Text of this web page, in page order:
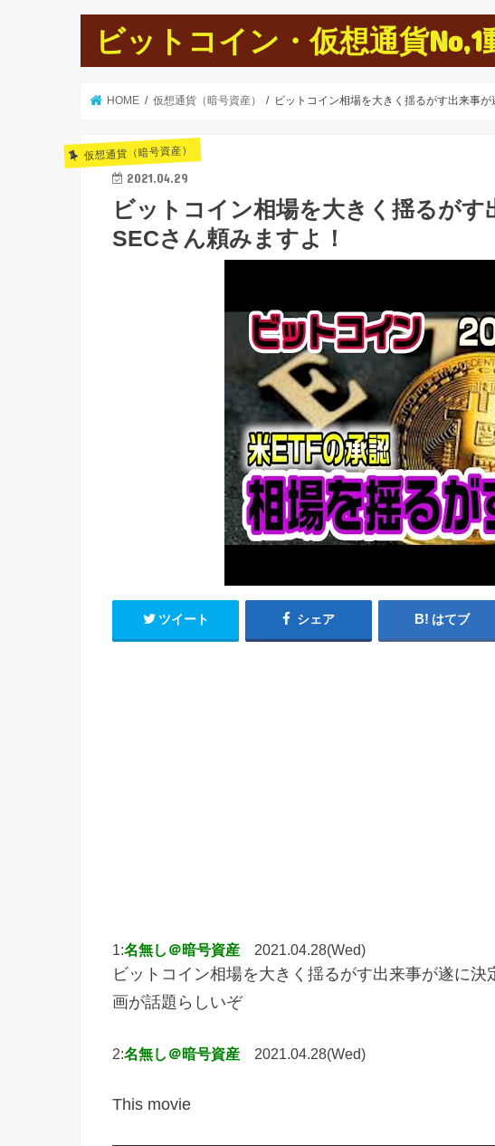
ビットコイン・仮想通貨
HOME 仮想通貨（暗号資産） ビットコイン相場を大きく揺るがす出来事
仮想通貨（暗号資産）
2021.04.29
ビットコイン相場を大きく揺るがす
SECさん頼みますよ！
ツイート シェア はてブ
1:名無し＠暗号資産 2021.04.28(Wed)
ビットコイン相場を大きく揺るがす出来事が遂に
画が話題らしいぞ
2:名無し＠暗号資産 2021.04.28(Wed)
This movie